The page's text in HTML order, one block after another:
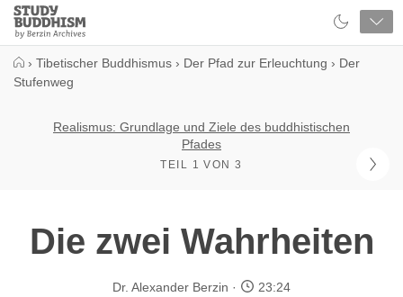
Close
Study
Buddhism
› Tibetischer Buddhismus › Der Pfad zur Erleuchtung › Der
Stufenweg
Realismus: Grundlage und Ziele des buddhistischen
Pfades
TEIL 1 VON 3
Die zwei Wahrheiten
Dr. Alexander Berzin 23:24